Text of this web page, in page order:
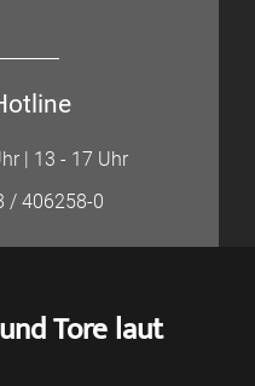
| 13 - 17 Uhr
/ 406258-0
Tore laut